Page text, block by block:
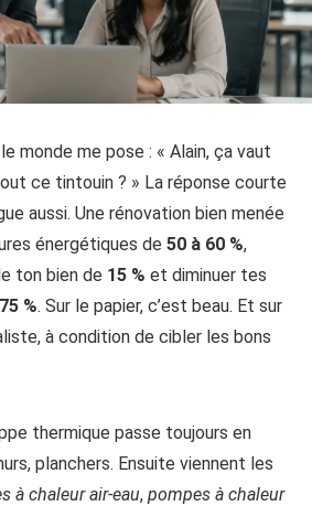
monde me pose : « Alain, ça vaut
ce tintouin ? » La réponse courte
aussi. Une rénovation bien menée
énergétiques de 50 à 60 %,
ton bien de 15 % et diminuer tes
75 %. Sur le papier, c’est beau. Et sur
à condition de cibler les bons
thermique passe toujours en
planchers. Ensuite viennent les
à chaleur air-eau, pompes à chaleur